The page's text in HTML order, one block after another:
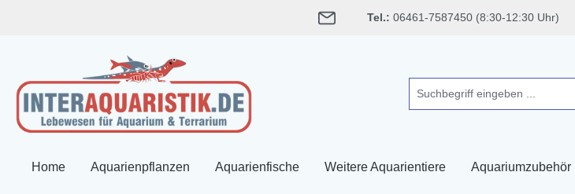
Tel.: 06461-7587450 (8:30-12:30 Uhr)
Home Aquarienpflanzen Aquarienfische Weitere Aquarientiere Aquariumzubehör